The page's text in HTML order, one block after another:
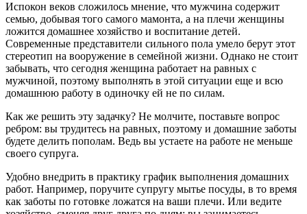
Испокон веков сложилось мнение, что мужчина содержит
семью, добывая того самого мамонта, а на плечи женщины
ложится домашнее хозяйство и воспитание детей.
Современные представители сильного пола умело берут этот
стереотип на вооружение в семейной жизни. Однако не стоит
забывать, что сегодня женщина работает на равных с
мужчиной, поэтому выполнять в этой ситуации еще и всю
домашнюю работу в одиночку ей не по силам.
Как же решить эту задачку? Не молчите, поставьте вопрос
ребром: вы трудитесь на равных, поэтому и домашние заботы
будете делить пополам. Ведь вы устаете на работе не меньше
своего супруга.
Удобно внедрить в практику график выполнения домашних
работ. Например, поручите супругу мытье посуды, в то время
как заботы по готовке ложатся на ваши плечи. Или ведите